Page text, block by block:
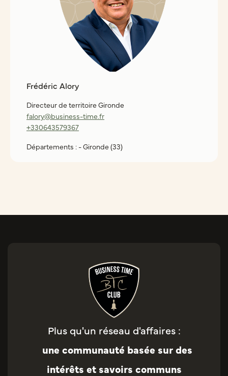
Frédéric Alory
Directeur de territoire Gironde
falory@business-time.fr
+330643579367
Départements : - Gironde (33)
Plus qu'un réseau d'affaires :
une communauté basée sur des
intérêts et savoirs communs